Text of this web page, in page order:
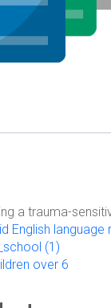
a trauma-
English language
(1)
over 6